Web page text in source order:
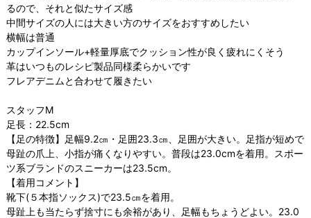
るので、それと似たサイズ感
中間サイズの人には大きい方のサイズをおすすめしたい
横幅は普通
カップインソール+軽量厚底でクッション性が良く疲れにくそう
革はいつものレシピ製品同様柔らかいです
フレアデニムと合わせて履きたい
スタッフM
足長：22.5cm
【足の特徴】足幅9.2㎝・足囲23.3㎝、足囲が大きい。足指が短めで
母趾の爪上、小指が痛くなりやすい。普段は23.0cmを着用。スポー
ツ系ブランドのスニーカーは23.5cm。
【着用コメント】
靴下(５本指ソックス)で23.5㎝を着用。
母趾上も当たらず捨寸にも余裕があり、足幅もちょうどよい。23.0